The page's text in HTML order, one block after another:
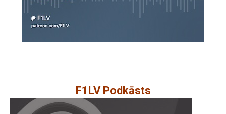
F1LV Podkāsts